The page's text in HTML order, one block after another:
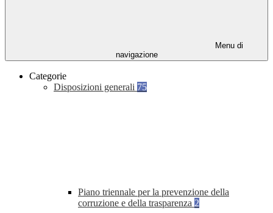
Menu di
navigazione
Categorie
Disposizioni generali 75
Piano triennale per la prevenzione della
corruzione e della trasparenza 2